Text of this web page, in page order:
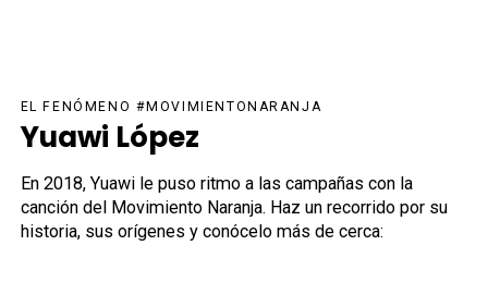
EL FENÓMENO #MOVIMIENTONARANJA
Yuawi López
En 2018, Yuawi le puso ritmo a las campañas con la
canción del Movimiento Naranja. Haz un recorrido por su
historia, sus orígenes y conócelo más de cerca: